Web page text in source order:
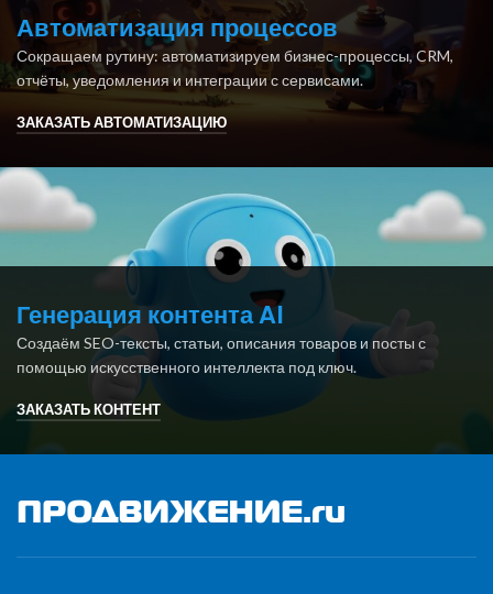
Автоматизация процессов
Сокращаем рутину: автоматизируем бизнес-процессы, CRM,
отчёты, уведомления и интеграции с сервисами.
ЗАКАЗАТЬ АВТОМАТИЗАЦИЮ
Генерация контента AI
Создаём SEO-тексты, статьи, описания товаров и посты с
помощью искусственного интеллекта под ключ.
ЗАКАЗАТЬ КОНТЕНТ